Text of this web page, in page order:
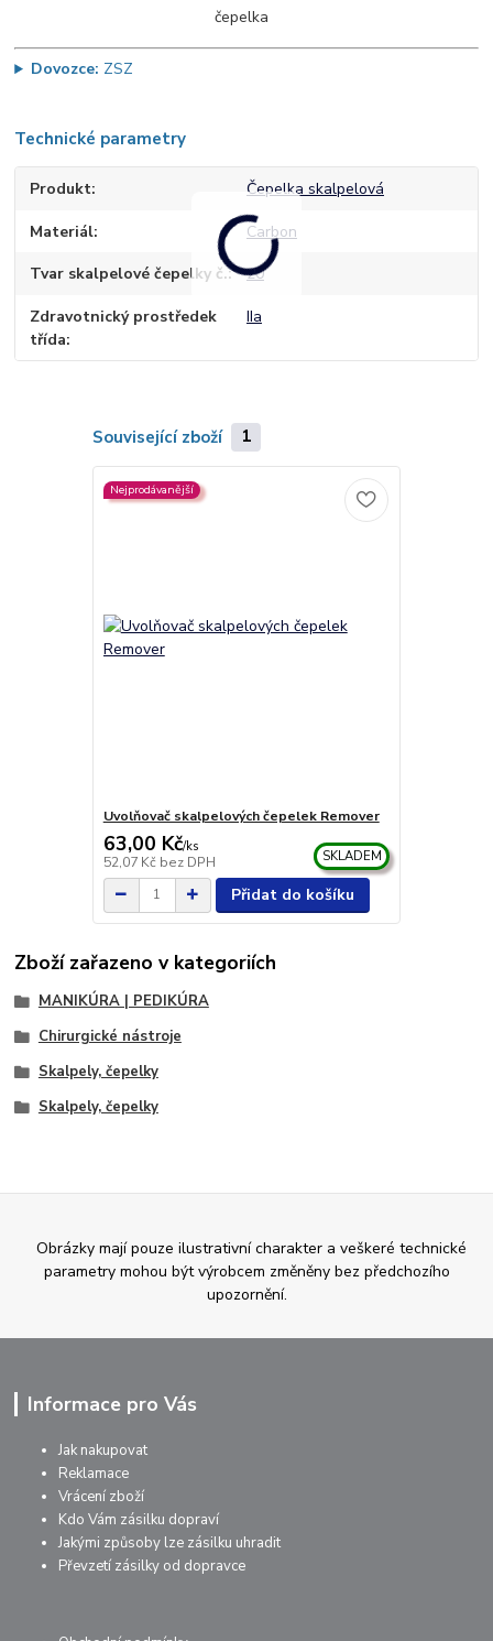
Dovozce: ZSZ
Technické parametry
Produkt Čepelka skalpelová
Materiál Carbon
Tvar skalpelové čepelky č. 20
Zdravotnický prostředek
třída
IIa
Související zboží 1
Nejprodávanější
Uvolňovač skalpelových čepelek Remover
63,00 Kč/ks
52,07 Kč bez DPH SKLADEM
Přidat do košíku
Zboží zařazeno v kategoriích
MANIKÚRA | PEDIKÚRA
Chirurgické nástroje
Skalpely, čepelky
Skalpely, čepelky
Obrázky mají pouze ilustrativní charakter a veškeré technické
parametry mohou být výrobcem změněny bez předchozího
upozornění.
Informace pro Vás
Jak nakupovat
Reklamace
Vrácení zboží
Kdo Vám zásilku dopraví
Jakými způsoby lze zásilku uhradit
Převzetí zásilky od dopravce